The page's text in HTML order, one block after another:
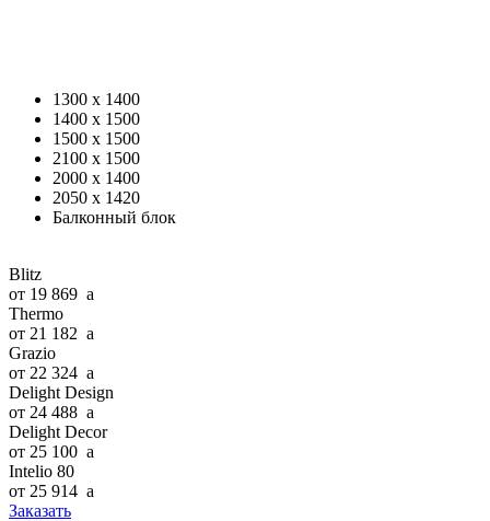
1300 x 1400
1400 x 1500
1500 x 1500
2100 x 1500
2000 x 1400
2050 x 1420
Балконный блок
Blitz
от 19 869 a
Thermo
от 21 182 a
Grazio
от 22 324 a
Delight Design
от 24 488 a
Delight Decor
от 25 100 a
Intelio 80
от 25 914 a
Заказать